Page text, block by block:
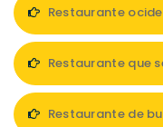
Restaurante
Restaurante que
Restaurante de